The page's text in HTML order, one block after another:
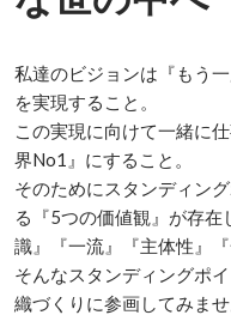
私達のビジョンは『もう
を実現すること。
この実現に向けて一緒に
界No1』にすること。
そのためにスタンディン
る『5つの価値観』が存
識』『一流』『主体性』『
そんなスタンディングポ
織づくりに参画してみませ